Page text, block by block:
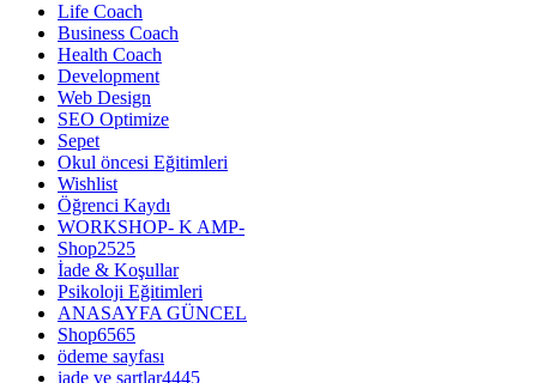
Life Coach
Business Coach
Health Coach
Development
Web Design
SEO Optimize
Sepet
Okul öncesi Eğitimleri
Wishlist
Öğrenci Kaydı
WORKSHOP- K AMP-
Shop2525
İade & Koşullar
Psikoloji Eğitimleri
ANASAYFA GÜNCEL
Shop6565
ödeme sayfası
iade ve şartlar4445